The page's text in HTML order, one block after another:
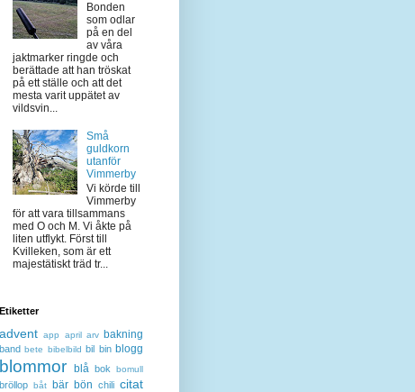
Bonden
som odlar
på en del
av våra
jaktmarker ringde och
berättade att han tröskat
på ett ställe och att det
mesta varit uppätet av
vildsvin...
Små
guldkorn
utanför
Vimmerby
Vi körde till
Vimmerby
för att vara tillsammans
med O och M. Vi åkte på
liten utflykt. Först till
Kvilleken, som är ett
majestätiskt träd tr...
Etiketter
advent app april arv bakning
band bete bibelbild bil bin blogg
blommor blå bok bomull
bröllop båt bär bön chili citat